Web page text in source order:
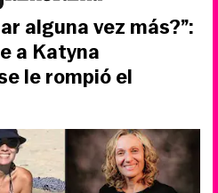
alguna vez más?”:
a Katyna
le rompió el